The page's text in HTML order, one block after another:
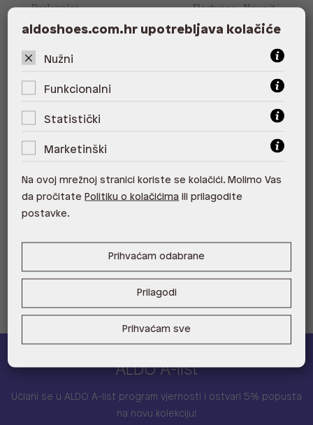
Poslovnica Dostupno Na upit
ALDO, City Center One East 10000
Zagreb
10000 Zagreb
ALDO, Arena Centar 10020 Zagreb
ALDO, Mall of Split Split
ALDO, City Center One Split 21000
ALDO, Tower Centar 51000 Rijeka
ALDO A-list
Učlani se u ALDO A-list program vjernosti i ostvari 5% popusta
na novu kolekciju!
aldoshoes.com.hr upotrebljava kolačiće
Nužni
Funkcionalni
Statistički
Marketinški
Na ovoj mrežnoj stranici koriste se kolačići. Molimo Vas
da pročitate Politiku o kolačićima ili prilagodite
postavke.
Prihvaćam odabrane
Prilagodi
Prihvaćam sve